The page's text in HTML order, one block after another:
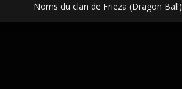
Noms du clan de Frieza (Dragon Ball)